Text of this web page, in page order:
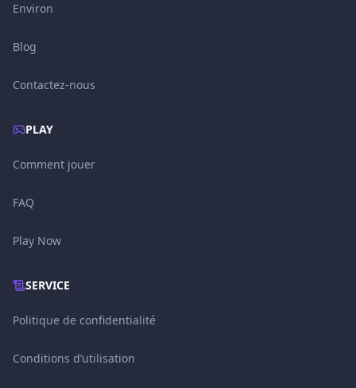
Environ
Blog
Contactez-nous
PLAY
Comment jouer
FAQ
Play Now
SERVICE
Politique de confidentialité
Conditions d’utilisation